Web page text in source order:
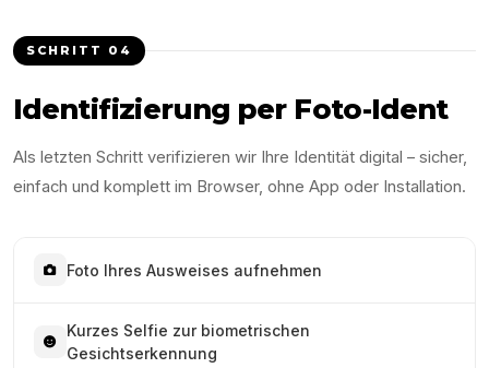
SCHRITT 04
Identifizierung per Foto-Ident
Als letzten Schritt verifizieren wir Ihre Identität digital – sicher,
einfach und komplett im Browser, ohne App oder Installation.
Foto Ihres Ausweises aufnehmen
Kurzes Selfie zur biometrischen
Gesichtserkennung